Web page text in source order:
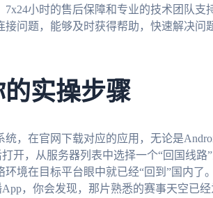
小时的售后保障和专业的技术团队支
问题，能够及时获得帮助，快速解决问
实操步骤
，在官网下载对应的应用，无论是
开，从服务器列表中选择一个“回国线路”
境在目标平台眼中就已经“回到”国内了
，你会发现，那片熟悉的赛事天空已